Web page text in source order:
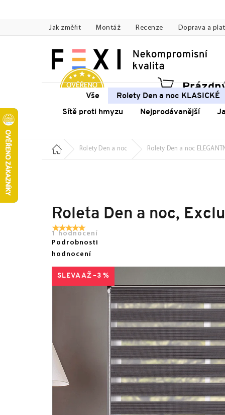
Jak změřit Montáž Recenze Doprava a
Vše Rolety Den a noc KLASICKÉ
Sítě proti hmyzu
Nejprodávanější
Domů Rolety Den a noc Rolety Den a noc
Roleta Den a noc,
1 hodnocení
Podrobnosti
hodnocení
AŽ –3 %